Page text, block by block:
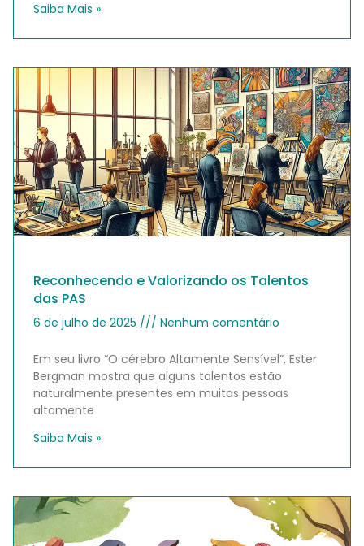
Saiba Mais »
Reconhecendo e Valorizando os Talentos
das PAS
6 de julho de 2025 Nenhum comentário
Em seu livro “O cérebro Altamente Sensível”, Ester
Bergman mostra que alguns talentos estão
naturalmente presentes em muitas pessoas
altamente
Saiba Mais »